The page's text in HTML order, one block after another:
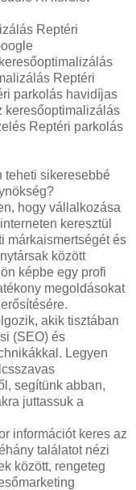
Reptéri
Reptéri
parkolás havidíjas
keresőoptimalizálás
Reptéri parkolás
teheti sikeresebbé
hogy vállalkozása
keresztül
márkaismertségét és
között
képbe egy profi
megoldásokat
akik tisztában
(SEO) és
Legyen
segítünk abban,
juttassuk a
információt keres az
találatot nézi
között, rengeteg